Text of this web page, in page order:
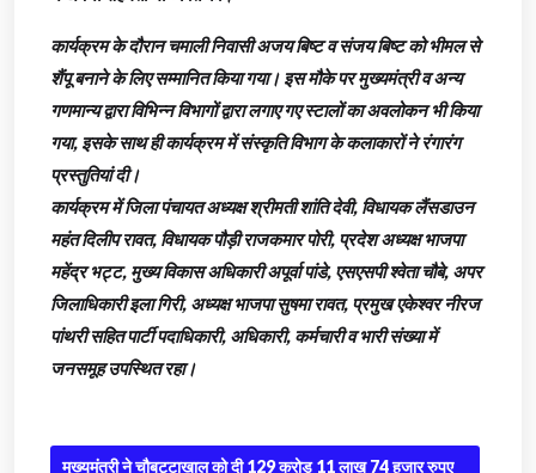
कार्यक्रम के दौरान चमाली निवासी अजय बिष्ट व संजय बिष्ट को भीमल से
शैंपू बनाने के लिए सम्मानित किया गया। इस मौके पर मुख्यमंत्री व अन्य
गणमान्य द्वारा विभिन्न विभागों द्वारा लगाए गए स्टालों का अवलोकन भी किया
गया, इसके साथ ही कार्यक्रम में संस्कृति विभाग के कलाकारों ने रंगारंग
प्रस्तुतियां दी।
कार्यक्रम में जिला पंचायत अध्यक्ष श्रीमती शांति देवी, विधायक लैंसडाउन
महंत दिलीप रावत, विधायक पौड़ी राजकमार पोरी, प्रदेश अध्यक्ष भाजपा
महेंद्र भट्ट, मुख्य विकास अधिकारी अपूर्वा पांडे, एसएसपी श्वेता चौबे, अपर
जिलाधिकारी इला गिरी, अध्यक्ष भाजपा सुषमा रावत, प्रमुख एकेश्वर नीरज
पांथरी सहित पार्टी पदाधिकारी, अधिकारी, कर्मचारी व भारी संख्या में
जनसमूह उपस्थित रहा।
मुख्यमंत्री ने चौबट्टाखाल को दी 129 करोड़ 11 लाख 74 हजार रुपए